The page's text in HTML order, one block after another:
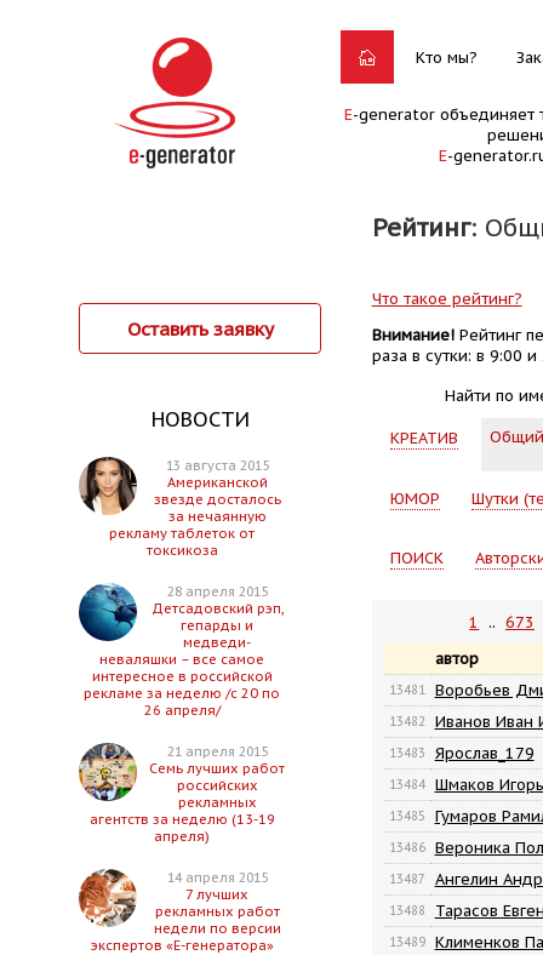
Кто мы?
E-generator объединяет
E-
Рейтинг:
Оставить заявку
НОВОСТИ
13 августа 2015
Американской
звезде досталось
за нечаянную
рекламу таблеток от
токсикоза
28 апреля 2015
Детсадовский рэп,
гепарды и
медведи-
неваляшки – все самое
интересное в российской
рекламе за неделю /с 20 по
26 апреля/
21 апреля 2015
Семь лучших работ
российских
рекламных
агентств за неделю (13-19
апреля)
14 апреля 2015
7 лучших
рекламных работ
недели по версии
экспертов «Е-генератора»
Что такое рейтинг?
Внимание!Рейтинг
раза в сутки: в 9:00
Найти по
КРЕАТИВ
ЮМОР Шутки
ПОИСК
1 .. 673
автор
13481 Воробьев
13482 Иванов Иван
13483 Ярослав_179
13484 Шмаков
13485 Гумаров
13486 Вероника
13487 Ангелин
13488 Тарасов
13489 Клименков